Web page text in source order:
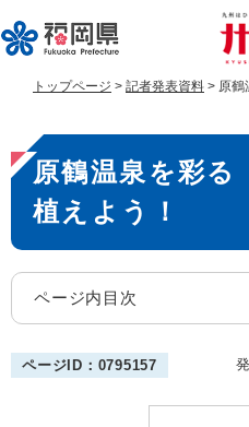
ー
ジ
で
す
ニ
ュ
ば
し
文
トップページ > 記者発表資料 > 原鶴
本
文
原鶴温泉を彩
植えよう！
ページ内目次
ページID：0795157